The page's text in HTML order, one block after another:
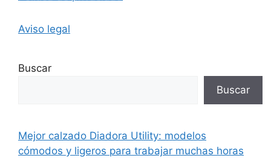
Aviso legal
Buscar
Buscar
Mejor calzado Diadora Utility: modelos
cómodos y ligeros para trabajar muchas horas